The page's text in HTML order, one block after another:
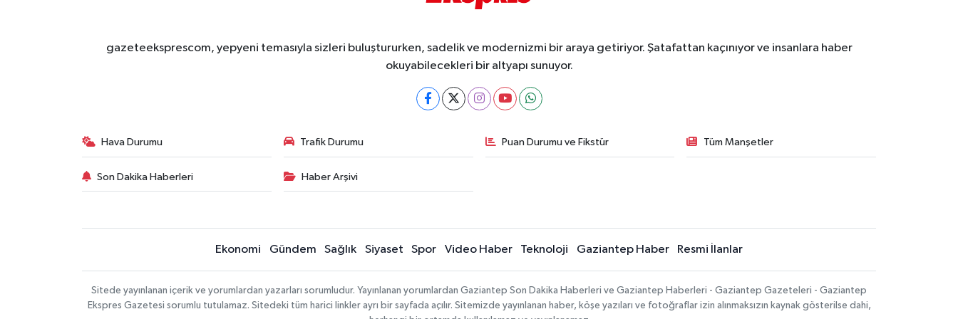
gazeteeksprescom, yepyeni temasıyla sizleri buluştururken, sadelik ve modernizmi bir araya getiriyor. Şatafattan kaçınıyor ve insanlara haber
okuyabilecekleri bir altyapı sunuyor.
Hava Durumu Trafik Durumu Puan Durumu ve Fikstür Tüm Manşetler
Son Dakika Haberleri Haber Arşivi
Ekonomi Gündem Sağlık Siyaset Spor Video Haber Teknoloji Gaziantep Haber Resmi İlanlar
Sitede yayınlanan içerik ve yorumlardan yazarları sorumludur. Yayınlanan yorumlardan Gaziantep Son Dakika Haberleri ve Gaziantep Haberleri - Gaziantep Gazeteleri - Gaziantep
Ekspres Gazetesi sorumlu tutulamaz. Sitedeki tüm harici linkler ayrı bir sayfada açılır. Sitemizde yayınlanan haber, köşe yazıları ve fotoğraflar izin alınmaksızın kaynak gösterilse dahi,